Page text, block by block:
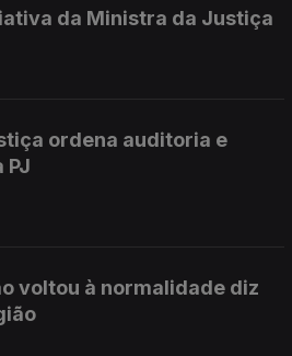
da Ministra da Justiça
ordena auditoria e
PJ
voltou à normalidade diz